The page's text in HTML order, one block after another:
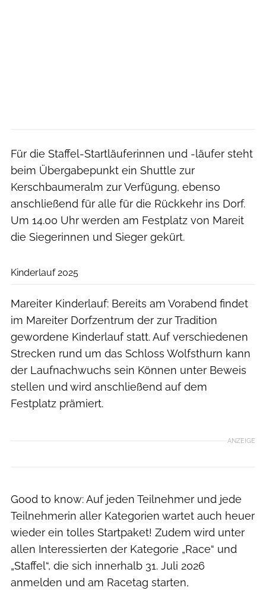
Für die Staffel-Startläuferinnen und -läufer steht
beim Übergabepunkt ein Shuttle zur
Kerschbaumeralm zur Verfügung, ebenso
anschließend für alle für die Rückkehr ins Dorf.
Um 14.00 Uhr werden am Festplatz von Mareit
die Siegerinnen und Sieger gekürt.
Kinderlauf 2025
Mareiter Kinderlauf: Bereits am Vorabend findet
im Mareiter Dorfzentrum der zur Tradition
gewordene Kinderlauf statt. Auf verschiedenen
Strecken rund um das Schloss Wolfsthurn kann
der Laufnachwuchs sein Können unter Beweis
stellen und wird anschließend auf dem
Festplatz prämiert.
ANZEIGE
Good to know: Auf jeden Teilnehmer und jede
Teilnehmerin aller Kategorien wartet auch heuer
wieder ein tolles Startpaket! Zudem wird unter
allen Interessierten der Kategorie „Race“ und
„Staffel“, die sich innerhalb 31. Juli 2026
anmelden und am Racetag starten,